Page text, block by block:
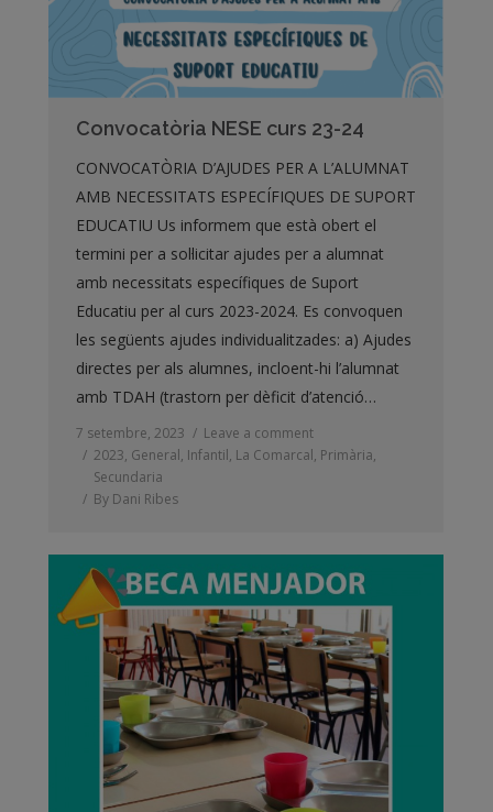
Convocatòria NESE curs 23-24
CONVOCATÒRIA D’AJUDES PER A L’ALUMNAT
AMB NECESSITATS ESPECÍFIQUES DE SUPORT
EDUCATIU Us informem que està obert el
termini per a sol·licitar ajudes per a alumnat
amb necessitats específiques de Suport
Educatiu per al curs 2023-2024. Es convoquen
les següents ajudes individualitzades: a) Ajudes
directes per als alumnes, incloent-hi l’alumnat
amb TDAH (trastorn per dèficit d’atenció…
7 setembre, 2023
Leave a comment
2023, General, Infantil, La Comarcal, Primària,
Secundaria
By Dani Ribes